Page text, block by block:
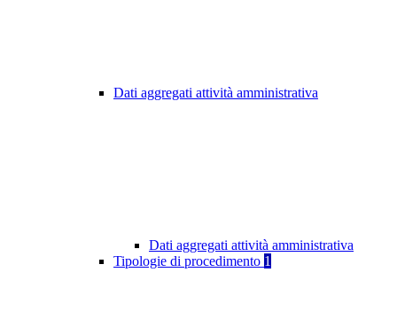
Dati aggregati attività amministrativa
Dati aggregati attività amministrativa
Tipologie di procedimento 1